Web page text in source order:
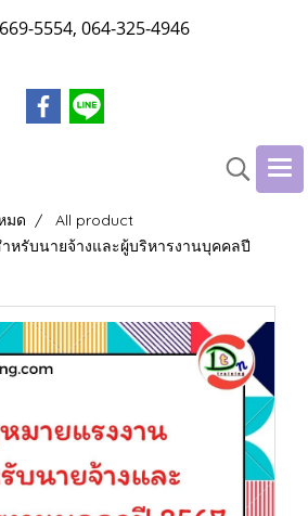
5554, 064-325-4946
มด
All product
หรับนายจ้างและผู้บริหารงานบุคคลปี